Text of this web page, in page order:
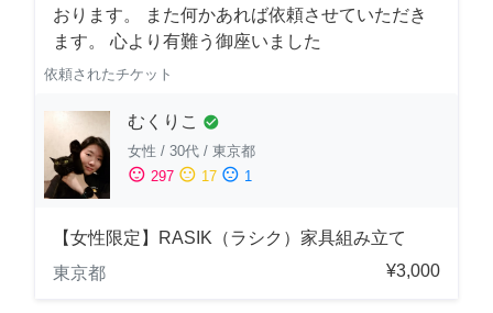
おります。 また何かあれば依頼させていただき
ます。 心より有難う御座いました
依頼されたチケット
むくりこ check_circle
女性 / 30代 / 東京都
sentiment_satisfied 297 sentiment_neutral 17 sentiment_dissatisfied 1
【女性限定】RASIK（ラシク）家具組み立て
東京都
¥3,000